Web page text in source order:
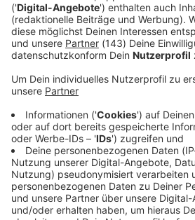
Radio-App für Android
Ø 4.7
21471 Bewertungen
Keep on rocking!